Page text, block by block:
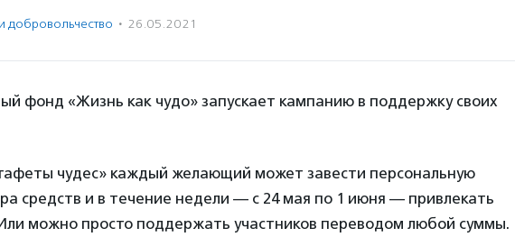
доброволь­чест­во · 26.05.2021
фонд «Жизнь как чудо» запускает кампанию в поддержку своих
чудес» каждый желающий может завести персональную
средств и в течение недели — с 24 мая по 1 июня — привлекать
можно просто поддержать участников переводом любой суммы.